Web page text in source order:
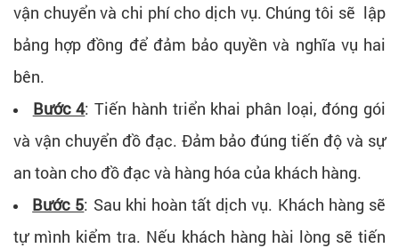
vận chuyển và chi phí cho dịch vụ. Chúng tôi sẽ lập
bảng hợp đồng để đảm bảo quyền và nghĩa vụ hai
bên.
Bước 4: Tiến hành triển khai phân loại, đóng gói
và vận chuyển đồ đạc. Đảm bảo đúng tiến độ và sự
an toàn cho đồ đạc và hàng hóa của khách hàng.
Bước 5: Sau khi hoàn tất dịch vụ. Khách hàng sẽ
tự mình kiểm tra. Nếu khách hàng hài lòng sẽ tiến